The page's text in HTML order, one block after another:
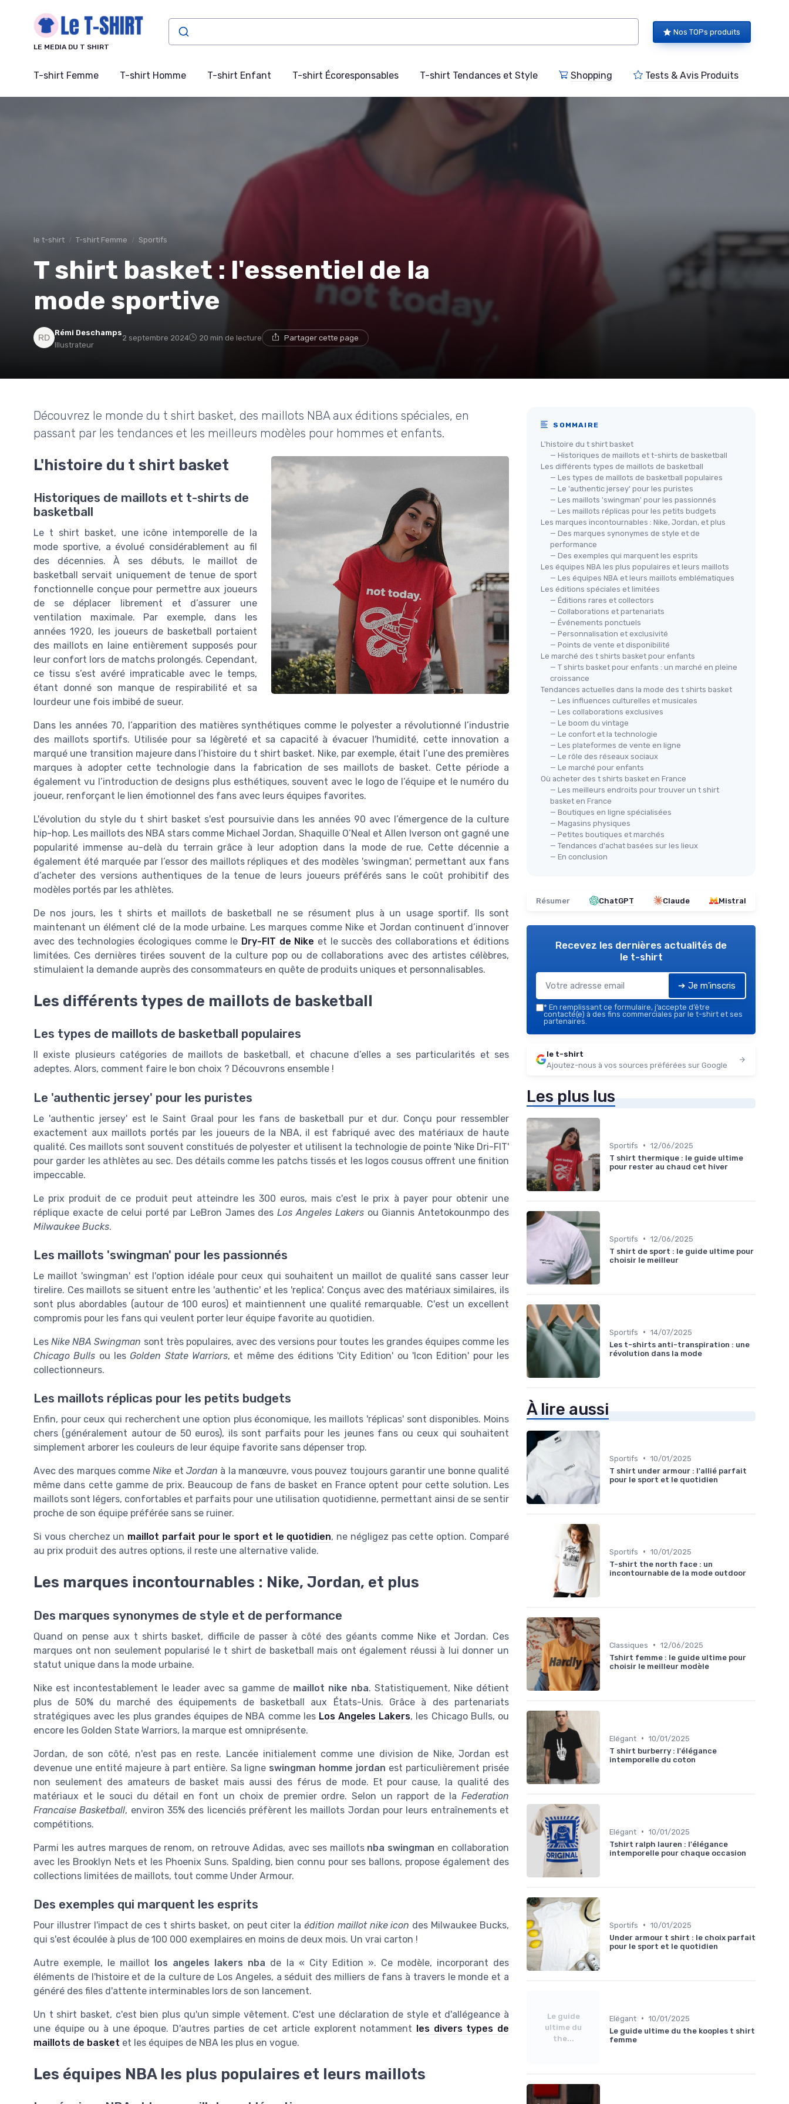
LE MEDIA DU T SHIRT
Nos TOPs produits
T-shirt Femme T-shirt Homme T-shirt Enfant T-shirt Écoresponsables T-shirt Tendances et Style Shopping Tests & Avis Produits
le t-shirt T-shirt Femme Sportifs
T shirt basket : l'essentiel de la
mode sportive
Rémi Deschamps
Illustrateur
2 septembre 2024 20 min de lecture Partager cette page
Découvrez le monde du t shirt basket, des maillots NBA aux éditions spéciales, en
passant par les tendances et les meilleurs modèles pour hommes et enfants.
L'histoire du t shirt basket
Historiques de maillots et t-shirts de
basketball
Le t shirt basket, une icône intemporelle de la
mode sportive, a évolué considérablement au fil
des décennies. À ses débuts, le maillot de
basketball servait uniquement de tenue de sport
fonctionnelle conçue pour permettre aux joueurs
de se déplacer librement et d’assurer une
ventilation maximale. Par exemple, dans les
années 1920, les joueurs de basketball portaient
des maillots en laine entièrement supposés pour
leur confort lors de matchs prolongés. Cependant,
ce tissu s’est avéré impraticable avec le temps,
étant donné son manque de respirabilité et sa
lourdeur une fois imbibé de sueur.
Dans les années 70, l’apparition des matières synthétiques comme le polyester a révolutionné l’industrie
des maillots sportifs. Utilisée pour sa légèreté et sa capacité à évacuer l'humidité, cette innovation a
marqué une transition majeure dans l’histoire du t shirt basket. Nike, par exemple, était l’une des premières
marques à adopter cette technologie dans la fabrication de ses maillots de basket. Cette période a
également vu l’introduction de designs plus esthétiques, souvent avec le logo de l’équipe et le numéro du
joueur, renforçant le lien émotionnel des fans avec leurs équipes favorites.
L'évolution du style du t shirt basket s'est poursuivie dans les années 90 avec l’émergence de la culture
hip-hop. Les maillots des NBA stars comme Michael Jordan, Shaquille O’Neal et Allen Iverson ont gagné une
popularité immense au-delà du terrain grâce à leur adoption dans la mode de rue. Cette décennie a
également été marquée par l’essor des maillots répliques et des modèles 'swingman', permettant aux fans
d’acheter des versions authentiques de la tenue de leurs joueurs préférés sans le coût prohibitif des
modèles portés par les athlètes.
De nos jours, les t shirts et maillots de basketball ne se résument plus à un usage sportif. Ils sont
maintenant un élément clé de la mode urbaine. Les marques comme Nike et Jordan continuent d’innover
avec des technologies écologiques comme le Dry-FIT de Nike et le succès des collaborations et éditions
limitées. Ces dernières tirées souvent de la culture pop ou de collaborations avec des artistes célèbres,
stimulaient la demande auprès des consommateurs en quête de produits uniques et personnalisables.
Les différents types de maillots de basketball
Les types de maillots de basketball populaires
Il existe plusieurs catégories de maillots de basketball, et chacune d’elles a ses particularités et ses
adeptes. Alors, comment faire le bon choix ? Découvrons ensemble !
Le 'authentic jersey' pour les puristes
Le 'authentic jersey' est le Saint Graal pour les fans de basketball pur et dur. Conçu pour ressembler
exactement aux maillots portés par les joueurs de la NBA, il est fabriqué avec des matériaux de haute
qualité. Ces maillots sont souvent constitués de polyester et utilisent la technologie de pointe 'Nike Dri-FIT'
pour garder les athlètes au sec. Des détails comme les patchs tissés et les logos cousus offrent une finition
impeccable.
Le prix produit de ce produit peut atteindre les 300 euros, mais c'est le prix à payer pour obtenir une
réplique exacte de celui porté par LeBron James desLos Angeles Lakersou Giannis Antetokounmpo des
Milwaukee Bucks.
Les maillots 'swingman' pour les passionnés
Le maillot 'swingman' est l'option idéale pour ceux qui souhaitent un maillot de qualité sans casser leur
tirelire. Ces maillots se situent entre les 'authentic' et les 'replica'. Conçus avec des matériaux similaires, ils
sont plus abordables (autour de 100 euros) et maintiennent une qualité remarquable. C'est un excellent
compromis pour les fans qui veulent porter leur équipe favorite au quotidien.
LesNike NBA Swingman sont très populaires, avec des versions pour toutes les grandes équipes comme les
Chicago Bulls ou les Golden State Warriors, et même des éditions 'City Edition' ou 'Icon Edition' pour les
collectionneurs.
Les maillots réplicas pour les petits budgets
Enfin, pour ceux qui recherchent une option plus économique, les maillots 'réplicas' sont disponibles. Moins
chers (généralement autour de 50 euros), ils sont parfaits pour les jeunes fans ou ceux qui souhaitent
simplement arborer les couleurs de leur équipe favorite sans dépenser trop.
Avec des marques commeNike et Jordan à la manœuvre, vous pouvez toujours garantir une bonne qualité
même dans cette gamme de prix. Beaucoup de fans de basket en France optent pour cette solution. Les
maillots sont légers, confortables et parfaits pour une utilisation quotidienne, permettant ainsi de se sentir
proche de son équipe préférée sans se ruiner.
Si vous cherchez un maillot parfait pour le sport et le quotidien, ne négligez pas cette option. Comparé
au prix produit des autres options, il reste une alternative valide.
Les marques incontournables : Nike, Jordan, et plus
Des marques synonymes de style et de performance
Quand on pense aux t shirts basket, difficile de passer à côté des géants comme Nike et Jordan. Ces
marques ont non seulement popularisé le t shirt de basketball mais ont également réussi à lui donner un
statut unique dans la mode urbaine.
Nike est incontestablement le leader avec sa gamme de maillot nike nba. Statistiquement, Nike détient
plus de 50% du marché des équipements de basketball aux États-Unis. Grâce à des partenariats
stratégiques avec les plus grandes équipes de NBA comme les Los Angeles Lakers, les Chicago Bulls, ou
encore les Golden State Warriors, la marque est omniprésente.
Jordan, de son côté, n'est pas en reste. Lancée initialement comme une division de Nike, Jordan est
devenue une entité majeure à part entière. Sa ligne swingman homme jordan est particulièrement prisée
non seulement des amateurs de basket mais aussi des férus de mode. Et pour cause, la qualité des
matériaux et le souci du détail en font un choix de premier ordre. Selon un rapport de la Federation
Francaise Basketball, environ 35% des licenciés préfèrent les maillots Jordan pour leurs entraînements et
compétitions.
Parmi les autres marques de renom, on retrouve Adidas, avec ses maillots nba swingman en collaboration
avec les Brooklyn Nets et les Phoenix Suns. Spalding, bien connu pour ses ballons, propose également des
collections limitées de maillots, tout comme Under Armour.
Des exemples qui marquent les esprits
Pour illustrer l'impact de ces t shirts basket, on peut citer la édition maillot nike icon des Milwaukee Bucks,
qui s'est écoulée à plus de 100 000 exemplaires en moins de deux mois. Un vrai carton !
Autre exemple, le maillot los angeles lakers nba de la « City Edition ». Ce modèle, incorporant des
éléments de l'histoire et de la culture de Los Angeles, a séduit des milliers de fans à travers le monde et a
généré des files d'attente interminables lors de son lancement.
Un t shirt basket, c'est bien plus qu'un simple vêtement. C'est une déclaration de style et d'allégeance à
une équipe ou à une époque. D'autres parties de cet article explorent notamment les divers types de
maillots de basket et les équipes de NBA les plus en vogue.
Les équipes NBA les plus populaires et leurs maillots
SOMMAIRE
L'histoire du t shirt basket
— Historiques de maillots et t-shirts de basketball
Les différents types de maillots de basketball
— Les types de maillots de basketball populaires
— Le 'authentic jersey' pour les puristes
— Les maillots 'swingman' pour les passionnés
— Les maillots réplicas pour les petits budgets
Les marques incontournables : Nike, Jordan, et plus
— Des marques synonymes de style et de
performance
— Des exemples qui marquent les esprits
Les équipes NBA les plus populaires et leurs maillots
— Les équipes NBA et leurs maillots emblématiques
Les éditions spéciales et limitées
— Éditions rares et collectors
— Collaborations et partenariats
— Événements ponctuels
— Personnalisation et exclusivité
— Points de vente et disponibilité
Le marché des t shirts basket pour enfants
— T shirts basket pour enfants : un marché en pleine
croissance
Tendances actuelles dans la mode des t shirts basket
— Les influences culturelles et musicales
— Les collaborations exclusives
— Le boom du vintage
— Le confort et la technologie
— Les plateformes de vente en ligne
— Le rôle des réseaux sociaux
— Le marché pour enfants
Où acheter des t shirts basket en France
— Les meilleurs endroits pour trouver un t shirt
basket en France
— Boutiques en ligne spécialisées
— Magasins physiques
— Petites boutiques et marchés
— Tendances d'achat basées sur les lieux
— En conclusion
Résumer ChatGPT Claude Mistral
Recevez les dernières actualités de
le t-shirt
➔ Je m'inscris
* En remplissant ce formulaire, j’accepte d’être
contacté(e) à des fins commerciales par le t-shirt et ses
partenaires.
le t-shirt
Ajoutez-nous à vos sources préférées sur Google
Les plus lus
Sportifs • 12/06/2025
T shirt thermique : le guide ultime
pour rester au chaud cet hiver
Sportifs • 12/06/2025
T shirt de sport : le guide ultime pour
choisir le meilleur
Sportifs • 14/07/2025
Les t-shirts anti-transpiration : une
révolution dans la mode
À lire aussi
Sportifs • 10/01/2025
T shirt under armour : l'allié parfait
pour le sport et le quotidien
Sportifs • 10/01/2025
T-shirt the north face : un
incontournable de la mode outdoor
Classiques • 12/06/2025
Tshirt femme : le guide ultime pour
choisir le meilleur modèle
Elégant • 10/01/2025
T shirt burberry : l'élégance
intemporelle du coton
Elégant • 10/01/2025
Tshirt ralph lauren : l'élégance
intemporelle pour chaque occasion
Sportifs • 10/01/2025
Under armour t shirt : le choix parfait
pour le sport et le quotidien
Le guide
ultime du
the...
Elégant • 10/01/2025
Le guide ultime du the kooples t shirt
femme